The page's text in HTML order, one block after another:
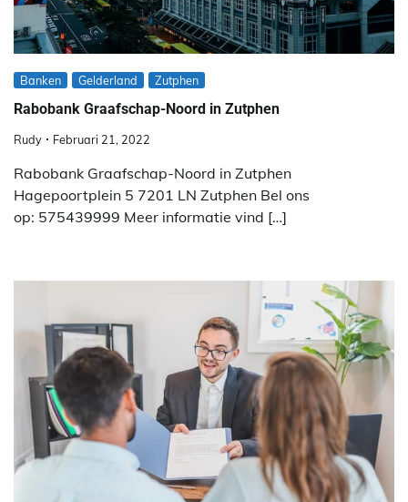
Banken Gelderland Zutphen
Rabobank Graafschap-Noord in Zutphen
Rudy Februari 21, 2022
Rabobank Graafschap-Noord in Zutphen
Hagepoortplein 5 7201 LN Zutphen Bel ons
op: 575439999 Meer informatie vind […]